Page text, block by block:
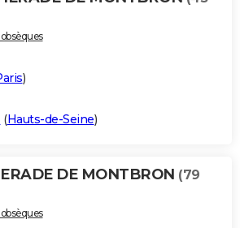
)
(Hauts-de-Seine)
DE MONTBRON (79